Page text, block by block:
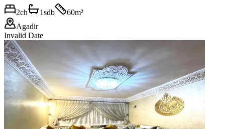
2ch 1sdb 60m²
Agadir
Invalid Date